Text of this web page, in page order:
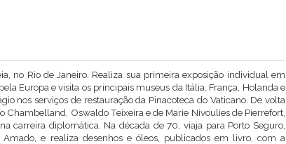
no Rio de Janeiro. Realiza sua primeira exposição individual em
Europa e visita os principais museus da Itália, França, Holanda e
nos serviços de restauração da Pinacoteca do Vaticano. De volta
Chambelland, Oswaldo Teixeira e de Marie Nivoulies de Pierrefort,
carreira diplomática. Na década de 70, viaja para Porto Seguro,
e realiza desenhos e óleos, publicados em livro, com a